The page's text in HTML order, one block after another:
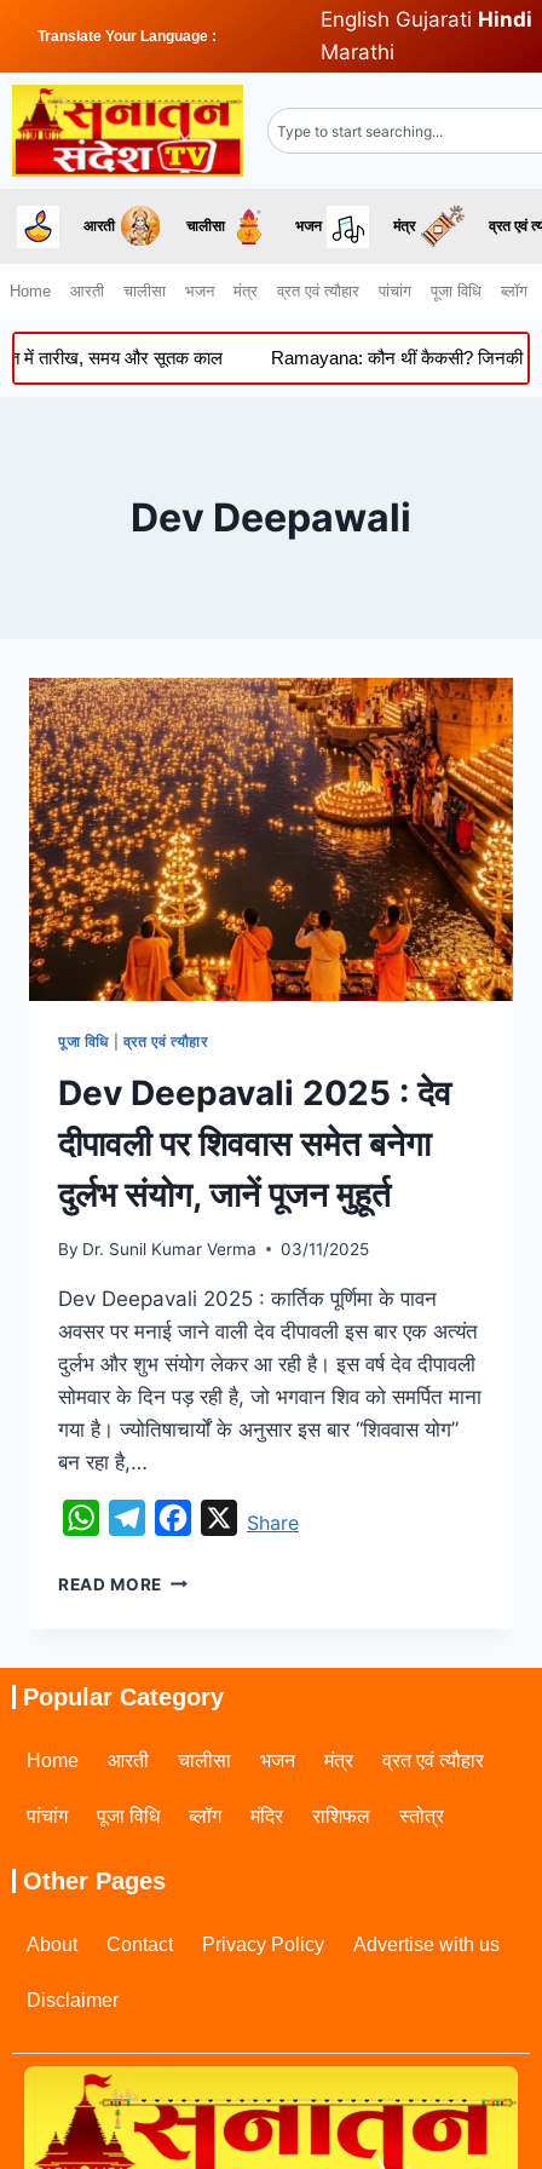
Translate Your Language :
English Gujarati Hindi
Marathi
आरती चालीसा भजन मंत्र व्रत एवं
Home आरती चालीसा भजन मंत्र व्रत एवं त्यौहार पांचांग पूजा विधि ब्लॉग
में तारीख, समय और सूतक काल Ramayana: कौन थीं कैकसी? जिनकी
Dev Deepawali
पूजा विधि| व्रत एवं त्यौहार
Dev Deepavali 2025 : देव
दीपावली पर शिववास समेत बनेगा
दुर्लभ संयोग, जानें पूजन मुहूर्त
By Dr. Sunil Kumar Verma 03/11/2025
Dev Deepavali 2025 : कार्तिक पूर्णिमा के पावन
अवसर पर मनाई जाने वाली देव दीपावली इस बार एक अत्यंत
दुर्लभ और शुभ संयोग लेकर आ रही है। इस वर्ष देव दीपावली
सोमवार के दिन पड़ रही है, जो भगवान शिव को समर्पित माना
गया है। ज्योतिषाचार्यों के अनुसार इस बार “शिववास योग”
बन रहा है,…
WhatsAppTelegramFacebook
XShare
READ MORE
Popular Category
Home आरती चालीसा भजन मंत्र व्रत एवं त्यौहार
पांचांग पूजा विधि ब्लॉग मंदिर राशिफल स्तोत्र
Other Pages
About Contact Privacy Policy Advertise with us
Disclaimer